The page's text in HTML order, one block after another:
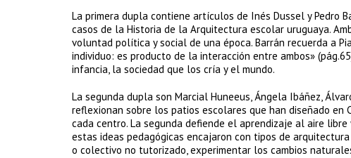
La primera dupla contiene artículos de Inés Dussel y Pedro
casos de la Historia de la Arquitectura escolar uruguaya.
voluntad política y social de una época. Barrán recuerda a
individuo: es producto de la interacción entre ambos»
infancia, la sociedad que los cría y el mundo.
La segunda dupla son Marcial Huneeus, Ángela Ibáñez,
reflexionan sobre los patios escolares que han diseñado en
cada centro. La segunda defiende el aprendizaje al aire
estas ideas pedagógicas encajaron con tipos de
o colectivo no tutorizado, experimentar los cambios